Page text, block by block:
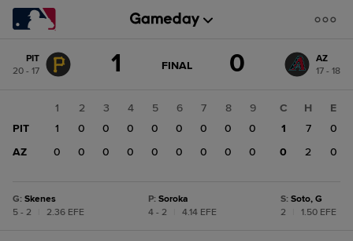
puntuación:
PIT
20 - 17
1 JUEGO
ACTUALIZADO:
FINAL 0
AZ
17 - 18
1 2 3 4 5 6 7 8
9
PIT
1 0 0 0 0 0 0 0
0
AZ
0 0 0 0 0 0 0 0 0
C H
E
1
7
0
0
2 0
G: Skenes
5 - 2
2.36 EFE
P: Soroka
4 - 2
4.14 EFE
S: Soto, G
2
1.50 EFE